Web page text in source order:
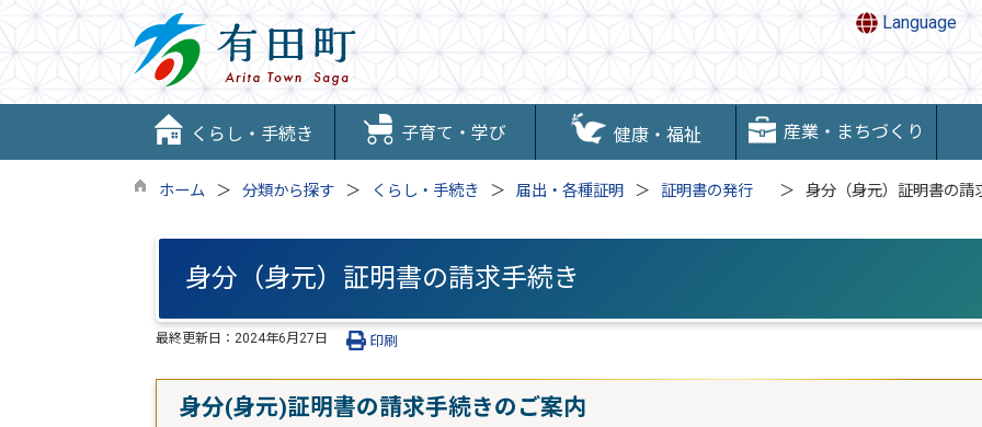
Language
くらし・手続き 子育て・学び 健康・福祉 産業・まちづくり
ホーム 分類から探す くらし・手続き 届出・各種証明 証明書の発行 身分（身元）証明書の請
身分（身元）証明書の請求手続き
最終更新日： 2024年6月27日 印刷
身分(身元)証明書の請求手続きのご案内